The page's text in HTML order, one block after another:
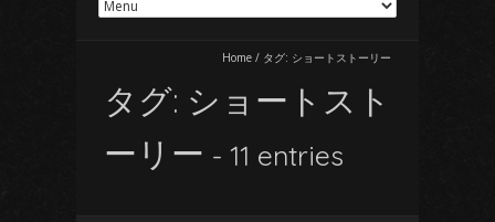
Home / タグ: ショートストーリー
タグ: ショートスト
ーリー - 11 entries